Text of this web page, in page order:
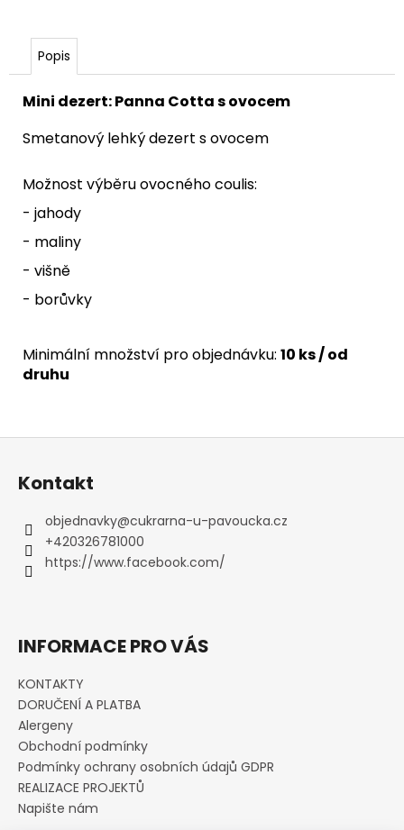
Popis
Mini dezert: Panna Cotta s ovocem
Smetanový lehký dezert s ovocem
Možnost výběru ovocného coulis:
- jahody
- maliny
- višně
- borůvky
Minimální množství pro objednávku: 10 ks / od
druhu
Z
Kontakt
objednavky@cukrarna-u-pavoucka.cz
+420326781000
https://www.facebook.com/
INFORMACE PRO VÁS
KONTAKTY
DORUČENÍ A PLATBA
Alergeny
Obchodní podmínky
Podmínky ochrany osobních údajů GDPR
REALIZACE PROJEKTŮ
Napište nám